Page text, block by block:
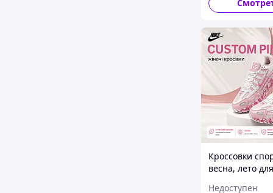
Кроссовки
весна, лето для
Недоступен